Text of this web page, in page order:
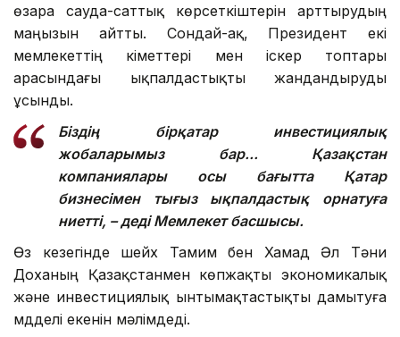
өзара сауда-саттық көрсеткіштерін арттырудың
маңызын айтты. Сондай-ақ, Президент екі
мемлекеттің үкіметтері мен іскер топтары
арасындағы ықпалдастықты жандандыруды
ұсынды.
Біздің бірқатар инвестициялық
жобаларымыз бар... Қазақстан
компаниялары осы бағытта Қатар
бизнесімен тығыз ықпалдастық орнатуға
ниетті, – деді Мемлекет басшысы.
Өз кезегінде шейх Тамим бен Хамад Әл Тәни
Доханың Қазақстанмен көпжақты экономикалық
және инвестициялық ынтымақтастықты дамытуға
мүдделі екенін мәлімдеді.